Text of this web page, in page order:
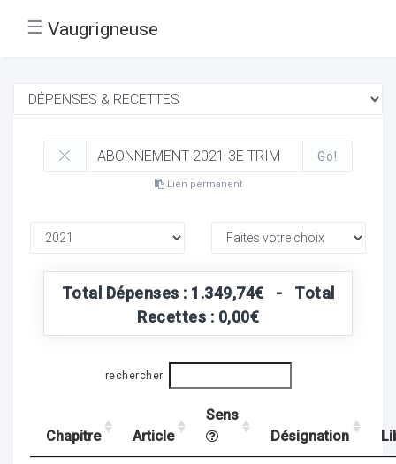
☰ Vaugrigneuse
Go!
Lien permanent
Total Dépenses : 1.349,74€ - Total
Recettes : 0,00€
rechercher
Chapitre Article
Sens
Désignation